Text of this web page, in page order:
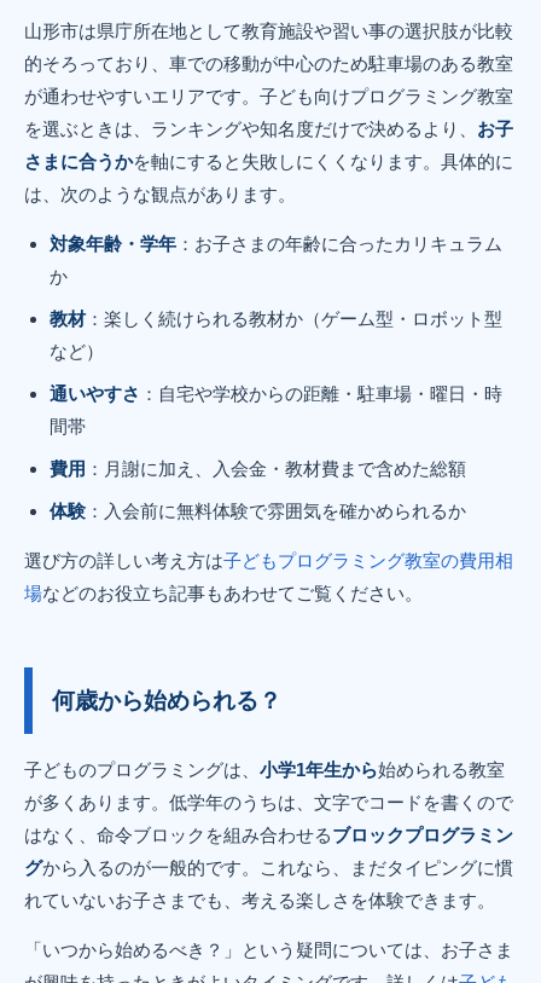
山形市は県庁所在地として教育施設や習い事の選択肢が比較
的そろっており、車での移動が中心のため駐車場のある教室
が通わせやすいエリアです。子ども向けプログラミング教室
を選ぶときは、ランキングや知名度だけで決めるより、 お子
さまに合うかを軸にすると失敗しにくくなります。具体的に
は、次のような観点があります。
対象年齢・学年 ：お子さまの年齢に合ったカリキュラム
か
教材：楽しく続けられる教材か（ゲーム型・ロボット型
など）
通いやすさ ：自宅や学校からの距離・駐車場・曜日・時
間帯
費用 ：月謝に加え、入会金・教材費まで含めた総額
体験 ：入会前に無料体験で雰囲気を確かめられるか
選び方の詳しい考え方は子どもプログラミング教室の費用相
場などのお役立ち記事もあわせてご覧ください。
何歳から始められる？
子どものプログラミングは、 小学1年生から始められる教室
が多くあります。低学年のうちは、文字でコードを書くので
はなく、命令ブロックを組み合わせるブロックプログラミン
グから入るのが一般的です。これなら、まだタイピングに慣
れていないお子さまでも、考える楽しさを体験できます。
「いつから始めるべき？」という疑問については、お子さま